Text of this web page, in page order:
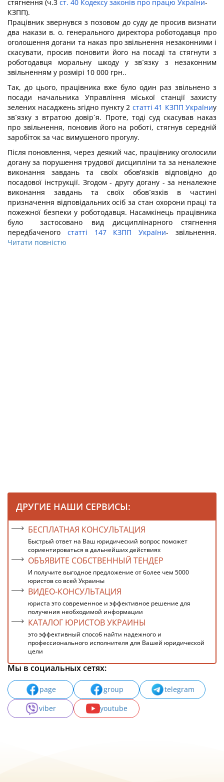
стягнення (ч.3 ст. 40 Кодексу законів про працю України-
КЗПП).
Працівник звернувся з позовом до суду де просив визнати
два накази в. о. генерального директора роботодавця про
оголошення догани та наказ про звільнення незаконними і
скасувати, просив поновити його на посаді та стягнути з
роботодавця моральну шкоду у зв`язку з незаконним
звільненням у розмірі 10 000 грн..
Так, до цього, працівника вже було один раз звільнено з
посади начальника Управління міської станції захисту
зелених насаджень згідно пункту 2 статті 41 КЗПП Україниу
зв`язку з втратою довір`я. Проте, тоді суд скасував наказ
про звільнення, поновив його на роботі, стягнув середній
заробіток за час вимушеного прогулу.
Після поновлення, через деякий час, працівнику оголосили
догану за порушення трудової дисципліни та за неналежне
виконання завдань та своїх обов'язків відповідно до
посадової інструкції. Згодом - другу догану - за неналежне
виконання завдань та своїх обов`язків в частині
призначення відповідальних осіб за стан охорони праці та
пожежної безпеки у роботодавця. Насамкінець працівника
було застосовано вид дисциплінарного стягнення
передбаченого статті 147 КЗПП України- звільнення.
Читати повністю
ДРУГИЕ НАШИ СЕРВИСЫ:
БЕСПЛАТНАЯ КОНСУЛЬТАЦИЯ
Быстрый ответ на Ваш юридический вопрос поможет
сориентироваться в дальнейших действиях
ОБЪЯВИТЕ СОБСТВЕННЫЙ ТЕНДЕР
И получите выгодное предложение от более чем 5000
юристов со всей Украины
ВИДЕО-КОНСУЛЬТАЦИЯ
юриста это современное и эффективное решение для
получения необходимой информации
КАТАЛОГ ЮРИСТОВ УКРАИНЫ
это эффективный способ найти надежного и
профессионального исполнителя для Вашей юридической
цели
Мы в социальных сетях:
page group
telegram
viber
youtube